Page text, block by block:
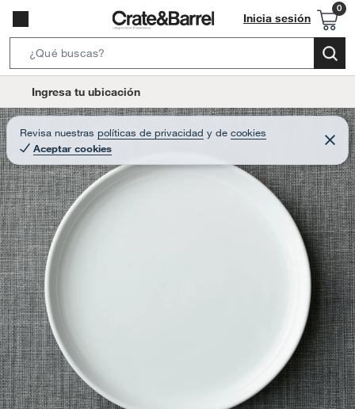
Inicia sesión
e
r
c
o
t
i
o
n
-
i
c
o
n
Ingresa tu ubicación
Revisa nuestras políticas de privacidad y de cookies
Aceptar cookies
C
e
r
a
r